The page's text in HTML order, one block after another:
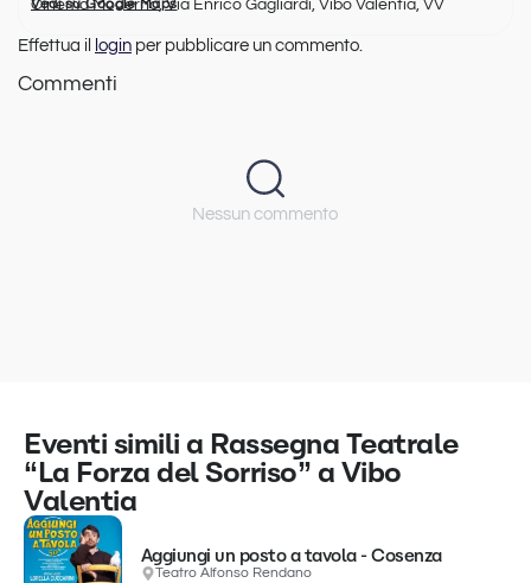
Cinema Moderno, Via Enrico Gagliardi, Vibo Valentia, VV
Vedi su Google Maps
Effettua il login per pubblicare un commento.
Commenti
Nessun commento
Eventi simili a Rassegna Teatrale
“La Forza del Sorriso” a Vibo
Valentia
Aggiungi un posto a tavola - Cosenza
Teatro Alfonso Rendano